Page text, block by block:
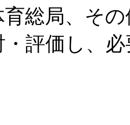
総局、そ
評価し、